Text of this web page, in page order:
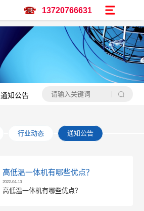
13720766631
通知公告
行业动态 通知公告
高低温一体机有哪些优点？
2022-04-13
高低温一体机有哪些优点？